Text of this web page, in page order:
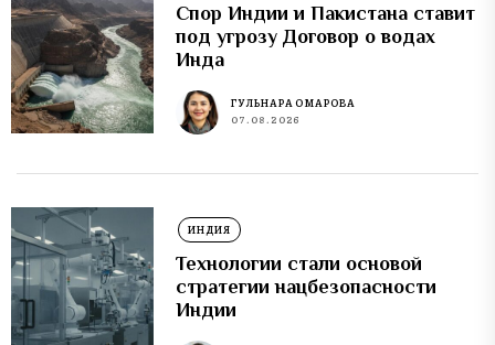
Спор Индии и Пакистана ставит
под угрозу Договор о водах
Инда
ГУЛЬНАРА ОМАРОВА
07.08.2026
ИНДИЯ
Технологии стали основой
стратегии нацбезопасности
Индии